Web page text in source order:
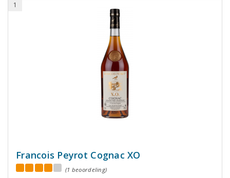
1
Francois Peyrot Cognac XO
(1 beoordeling)